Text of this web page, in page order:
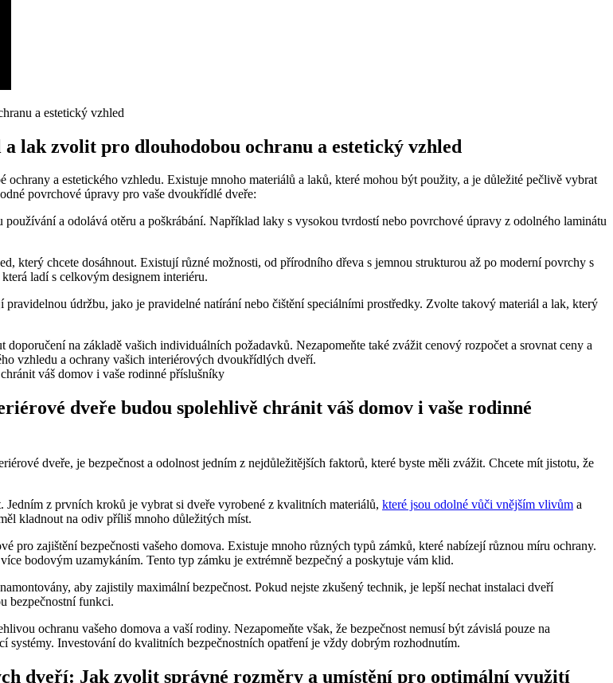
lak zvolit pro dlouhodobou ochranu a estetický vzhled
a estetického vzhledu. Existuje mnoho materiálů a laků, které mohou být použity, a je důležité pečlivě vybrat
povrchové úpravy pro vaše dvoukřídlé dveře:
a odolává otěru a poškrábání. Například laky s vysokou tvrdostí nebo povrchové úpravy z odolného laminátu
který chcete dosáhnout. Existují různé možnosti, od přírodního dřeva s jemnou strukturou až po moderní povrchy s
ladí s celkovým designem interiéru.
údržbu, jako je pravidelné natírání nebo čištění speciálními prostředky. Zvolte takový materiál a lak, který
na základě vašich individuálních požadavků. Nezapomeňte také zvážit cenový rozpočet a srovnat ceny a
vzhledu a ochrany vašich interiérových dvoukřídlých dveří.
dveře budou spolehlivě chránit váš domov i vaše rodinné
dveře, je bezpečnost a odolnost jedním z nejdůležitějších faktorů, které byste měli zvážit. Chcete mít jistotu, že
z prvních kroků je vybrat si dveře vyrobené z kvalitních materiálů, které jsou odolné vůči vnějším vlivům a
kladnout na odiv příliš mnoho důležitých míst.
zajištění bezpečnosti vašeho domova. Existuje mnoho různých typů zámků, které nabízejí různou míru ochrany.
bodovým uzamykáním. Tento typ zámku je extrémně bezpečný a poskytuje vám klid.
aby zajistily maximální bezpečnost. Pokud nejste zkušený technik, je lepší nechat instalaci dveří
bezpečnostní funkci.
ochranu vašeho domova a vaší rodiny. Nezapomeňte však, že bezpečnost nemusí být závislá pouze na
Investování do kvalitních bezpečnostních opatření je vždy dobrým rozhodnutím.
dveří: Jak zvolit správné rozměry a umístění pro optimální využití